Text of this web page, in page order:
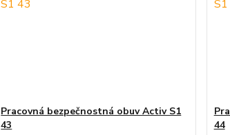
Pracovná bezpečnostná obuv Activ S1
43
44